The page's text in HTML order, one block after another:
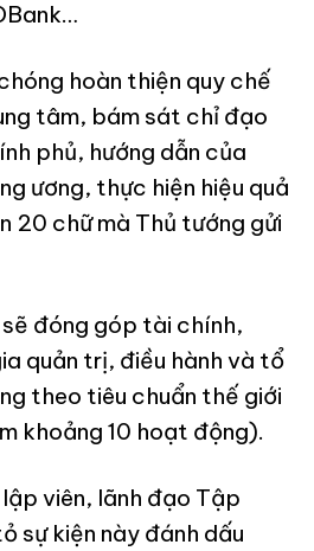
hoàn thiện quy chế
tâm, bám sát chỉ đạo
phủ, hướng dẫn của
ương, thực hiện hiệu quả
20 chữ mà Thủ tướng gửi
đóng góp tài chính,
quản trị, điều hành và tổ
theo tiêu chuẩn thế giới
khoảng 10 hoạt động).
viên, lãnh đạo Tập
sự kiện này đánh dấu